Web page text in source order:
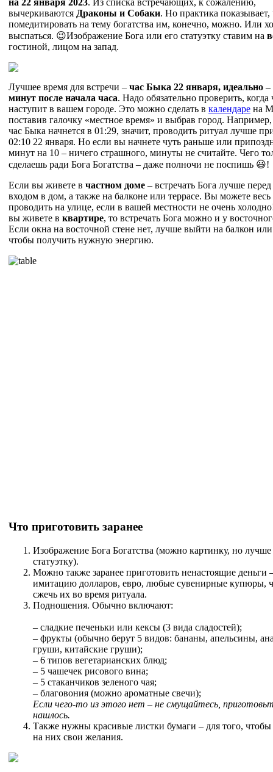
на 22 января 2023. Из списка встречающих, к сожалению,
вычеркиваются Драконы и Собаки. Но практика показывает,
помедитировать на тему богатства им, конечно, можно. Или
выспаться. 😉Изображение Бога или его статуэтку ставим на
гостиной, лицом на запад.
Лучшее время для встречи – час Быка 22 января, идеально –
минут после начала часа. Надо обязательно проверить, когда
наступит в вашем городе. Это можно сделать в календаре на
поставив галочку «местное время» и выбрав город.
час Быка начнется в 01:29, значит, проводить ритуал лучше
02:10 22 января. Но если вы начнете чуть раньше или
минут на 10 – ничего страшного, минуты не считайте. Чего
сделаешь ради Бога Богатства – даже полночи не поспишь 😃!
Если вы живете в частном доме – встречать Бога лучше
входом в дом, а также на балконе или террасе. Вы можете весь
проводить на улице, если в вашей местности не очень
вы живете в квартире, то встречать Бога можно и у
Если окна на восточной стене нет, лучше выйти на балкон
чтобы получить нужную энергию.
Что приготовить заранее
Изображение Бога Богатства (можно картинку, но лучше
статуэтку).
Можно также заранее приготовить ненастоящие деньги
имитацию долларов, евро, любые сувенирные купюры,
сжечь их во время ритуала.
Подношения. Обычно включают:
– сладкие печеньки или кексы (3 вида сладостей);
– фрукты (обычно берут 5 видов: бананы, апельсины,
груши, китайские груши);
– 6 типов вегетарианских блюд;
– 5 чашечек рисового вина;
– 5 стаканчиков зеленого чая;
– благовония (можно ароматные свечи);
Если чего-то из этого нет – не смущайтесь,
нашлось.
Также нужны красивые листки бумаги – для того, чтобы
на них свои желания.